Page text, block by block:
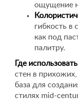
ощущение
гибкость в
как под
палитру.
Где
стен в прихожих,
база для
стилях mid-